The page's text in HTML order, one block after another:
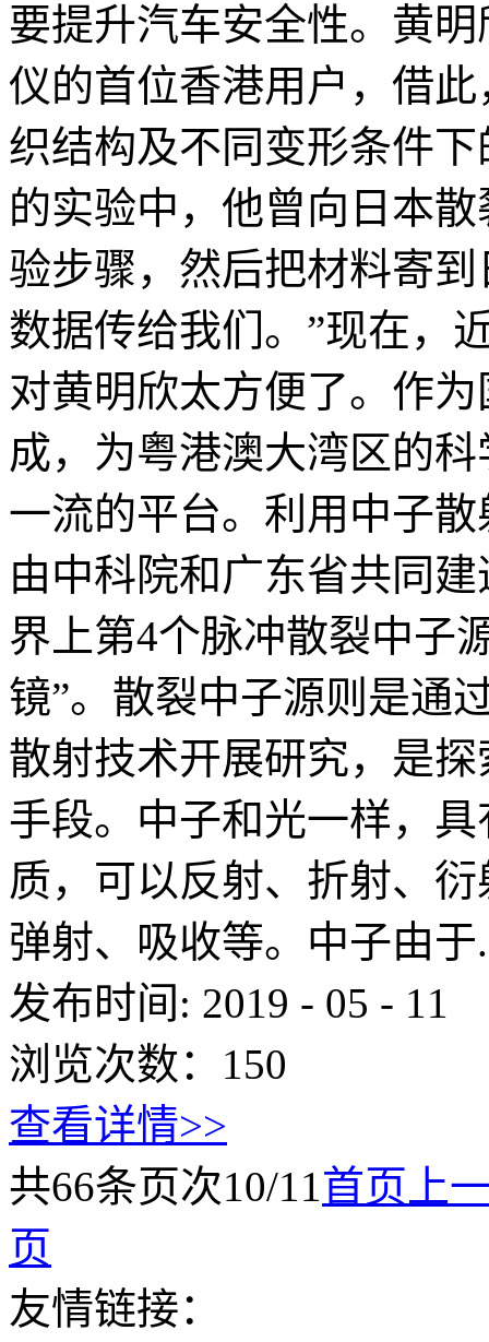
要提升汽车安全性。黄
仪的首位香港用户，借
织结构及不同变形条件
的实验中，他曾向日本
验步骤，然后把材料寄
数据传给我们。”现在，
对黄明欣太方便了。作
成，为粤港澳大湾区的
一流的平台。利用中子
由中科院和广东省共同
界上第4个脉冲散裂中子
镜”。散裂中子源则是通
散射技术开展研究，是
手段。中子和光一样，
质，可以反射、折射、
弹射、吸收等。中子由于
发布时间: 2019 - 05 - 11
浏览次数： 150
查看详情>>
共66条页次10/11首页 上
页
友情链接：